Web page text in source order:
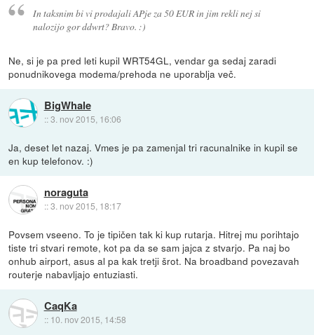
In taksnim bi vi prodajali APje za 50 EUR in jim rekli nej si
nalozijo gor ddwrt? Bravo. :)
Ne, si je pa pred leti kupil WRT54GL, vendar ga sedaj zaradi
ponudnikovega modema/prehoda ne uporablja več.
BigWhale
::3. nov 2015, 16:06
Ja, deset let nazaj. Vmes je pa zamenjal tri racunalnike in kupil se
en kup telefonov. :)
noraguta
::3. nov 2015, 18:17
Povsem vseeno. To je tipičen tak ki kup rutarja. Hitrej mu porihtajo
tiste tri stvari remote, kot pa da se sam jajca z stvarjo. Pa naj bo
onhub airport, asus al pa kak tretji šrot. Na broadband povezavah
routerje nabavljajo entuziasti.
CaqKa
:: 10. nov 2015, 14:58